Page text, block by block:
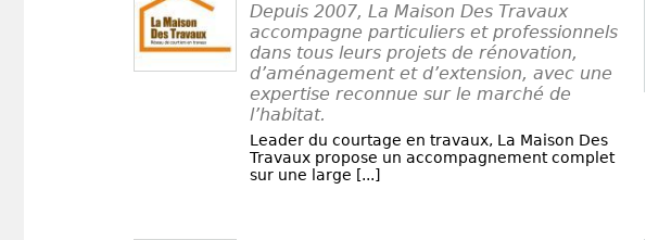
Depuis 2007, La Maison Des Travaux
accompagne particuliers et professionnels
dans tous leurs projets de rénovation,
d’aménagement et d’extension, avec une
expertise reconnue sur le marché de
l’habitat.
Leader du courtage en travaux, La Maison Des
Travaux propose un accompagnement complet
sur une large [...]